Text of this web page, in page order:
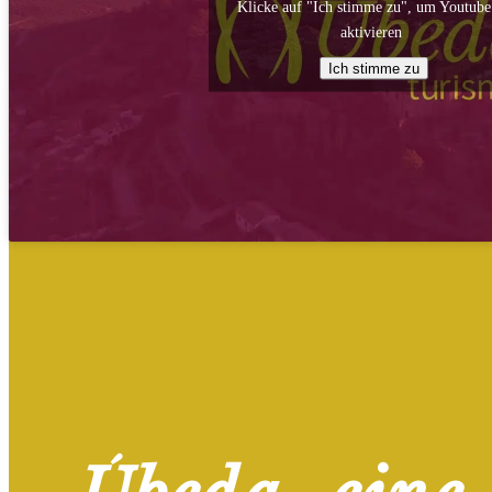
Klicke auf "Ich stimme zu", um
aktivieren
Ich stimme zu